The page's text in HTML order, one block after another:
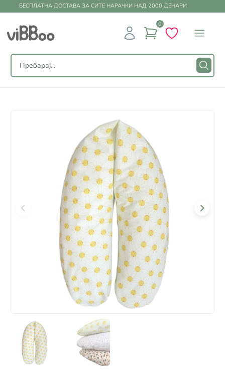
БЕСПЛАТНА ДОСТАВА ЗА СИТЕ НАРАЧКИ НАД 2000 ДЕНАРИ
0